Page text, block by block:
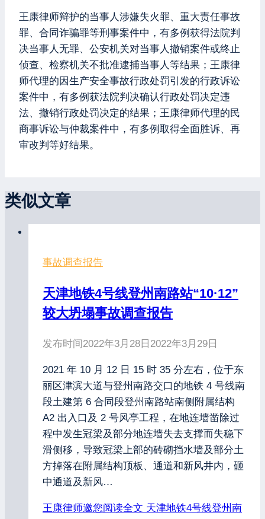
王康律师辩护的当事人涉嫌失火罪、重大责任事故
罪、合同诈骗罪等刑事案件中，有多例获得法院判
决当事人无罪、公安机关对当事人撤销案件或终止
侦查、检察机关不批准逮捕当事人等结果；王康律
师代理的因生产安全事故行政处罚引发的行政诉讼
案件中，有多例获法院判决确认行政处罚决定违
法、撤销行政处罚决定的结果；王康律师代理的民
商事诉讼与仲裁案件中，有多例取得全面胜诉、再
审改判等好结果。
类似文章
事故调查报告
天津地铁4号线登州南路站“10·12”
较大坍塌事故调查报告
发布时间2022年3月28日 2022年3月29日
2021 年 10 月 12 日 15 时 35 分左右，位于东
丽区津滨大道与登州南路交口的地铁 4 号线南
段土建第 6 合同段登州南路站南侧附属结构
A2 出入口及 2 号风亭工程，在地连墙凿除过
程中发生冠梁及部分地连墙失去支撑而失稳下
滑侧移，导致冠梁上部的砖砌挡水墙及部分土
方掉落在附属结构顶板、通道和新风井内，砸
中通道及新风…
王康律师邀您阅读全文 天津地铁4号线登州南